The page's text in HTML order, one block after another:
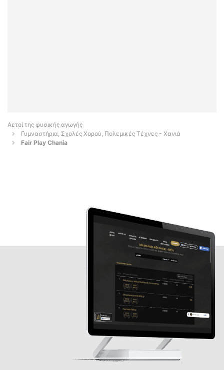
Αετοί της φυσικής αγωγής
Γυμναστήρια, Σχολές Χορού, Πολεμικές Τέχνες - Χανιά
Fair Play Chania